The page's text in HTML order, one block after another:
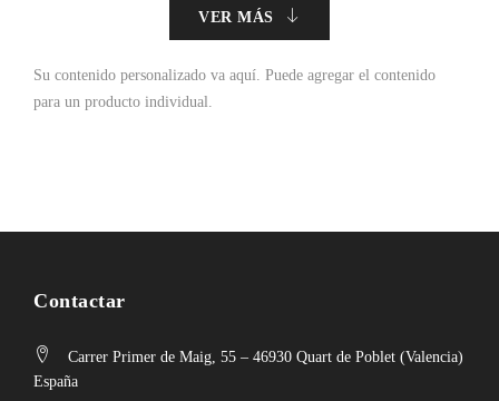
VER MÁS
Su contenido personalizado va aquí. Puede agregar el contenido
para un producto individual.
Contactar
Carrer Primer de Maig, 55 – 46930 Quart de Poblet (Valencia)
España